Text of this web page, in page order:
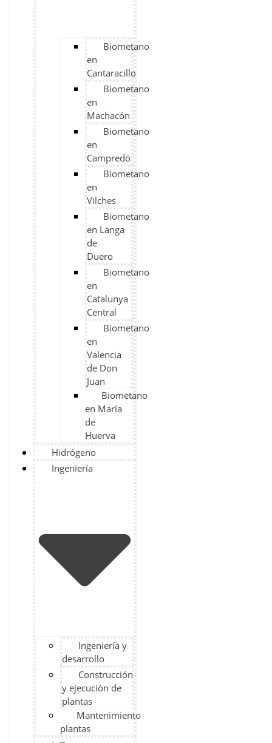
Biometano
en
Cantaracillo
Biometano
en
Machacón
Biometano
en
Campredó
Biometano
en
Vilches
Biometano
en Langa
de
Duero
Biometano
en
Catalunya
Central
Biometano
en
Valencia
de Don
Juan
Biometano
en María
de
Huerva
Hidrógeno
Ingeniería
Ingeniería y
desarrollo
Construcción
y ejecución de
plantas
Mantenimiento
plantas